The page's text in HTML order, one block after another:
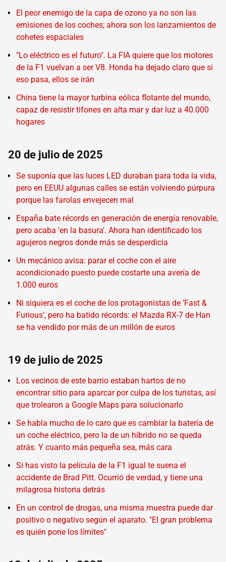
El peor enemigo de la capa de ozono ya no son las
emisiones de los coches; ahora son los lanzamientos de
cohetes espaciales
"Lo eléctrico es el futuro". La FIA quiere que los motores
de la F1 vuelvan a ser V8. Honda ha dejado claro que si
eso pasa, ellos se irán
China tiene la mayor turbina eólica flotante del mundo,
capaz de resistir tifones en alta mar y dar luz a 40.000
hogares
20 de julio de 2025
Se suponía que las luces LED duraban para toda la vida,
pero en EEUU algunas calles se están volviendo púrpura
porque las farolas envejecen mal
España bate récords en generación de energía renovable,
pero acaba 'en la basura'. Ahora han identificado los
agujeros negros donde más se desperdicia
Un mecánico avisa: parar el coche con el aire
acondicionado puesto puede costarte una avería de
1.000 euros
Ni siquiera es el coche de los protagonistas de ‘Fast &
Furious’, pero ha batido récords: el Mazda RX-7 de Han
se ha vendido por más de un millón de euros
19 de julio de 2025
Los vecinos de este barrio estaban hartos de no
encontrar sitio para aparcar por culpa de los turistas, así
que trolearon a Google Maps para solucionarlo
Se habla mucho de lo caro que es cambiar la batería de
un coche eléctrico, pero la de un híbrido no se queda
atrás. Y cuanto más pequeña sea, más cara
Si has visto la película de la F1 igual te suena el
accidente de Brad Pitt. Ocurrió de verdad, y tiene una
milagrosa historia detrás
En un control de drogas, una misma muestra puede dar
positivo o negativo según el aparato. "El gran problema
es quién pone los límites"